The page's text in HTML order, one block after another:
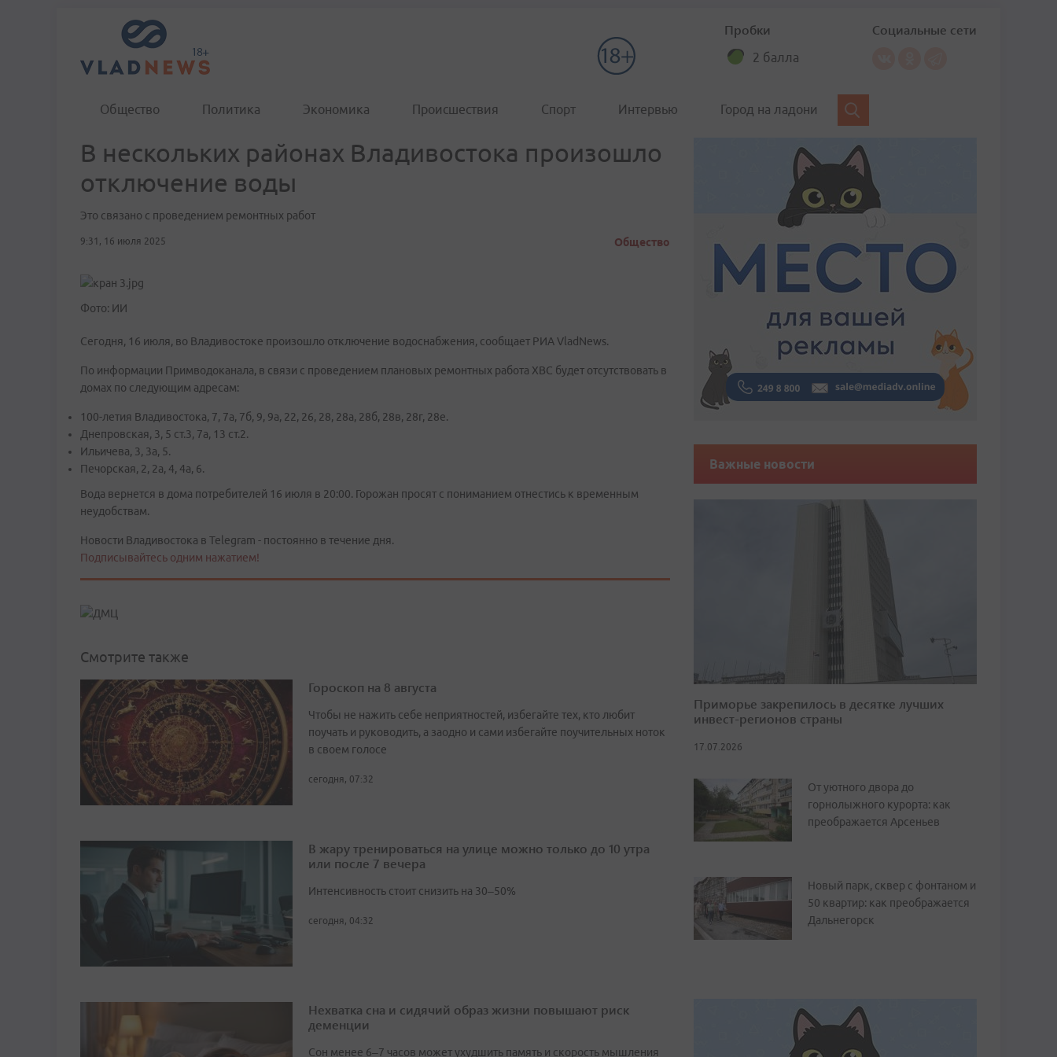
Пробки
2 балла
Социальные сети
Общество Политика Экономика Происшествия Спорт Интервью Город на ладони
В нескольких районах Владивостока произошло
отключение воды
Это связано с проведением ремонтных работ
9:31, 16 июля 2025 Общество
Фото: ИИ
Сегодня, 16 июля, во Владивостоке произошло отключение водоснабжения, сообщает РИА VladNews.
По информации Примводоканала, в связи с проведением плановых ремонтных работа ХВС будет отсутствовать в
домах по следующим адресам:
100-летия Владивостока, 7, 7а, 7б, 9, 9а, 22, 26, 28, 28а, 28б, 28в, 28г, 28е.
Днепровская, 3, 5 ст.3, 7а, 13 ст.2.
Ильичева, 3, 3а, 5.
Печорская, 2, 2а, 4, 4а, 6.
Вода вернется в дома потребителей 16 июля в 20:00. Горожан просят с пониманием отнестись к временным
неудобствам.
Новости Владивостока в Telegram - постоянно в течение дня.
Подписывайтесь одним нажатием!
Смотрите также
Гороскоп на 8 августа
Чтобы не нажить себе неприятностей, избегайте тех, кто любит
поучать и руководить, а заодно и сами избегайте поучительных ноток
в своем голосе
сегодня, 07:32
В жару тренироваться на улице можно только до 10 утра
или после 7 вечера
Интенсивность стоит снизить на 30–50%
сегодня, 04:32
Нехватка сна и сидячий образ жизни повышают риск
деменции
Сон менее 6–7 часов может ухудшить память и скорость мышления
Важные новости
Приморье закрепилось в десятке лучших
инвест-регионов страны
17.07.2026
От уютного двора до
горнолыжного курорта: как
преображается Арсеньев
Новый парк, сквер с фонтаном и
50 квартир: как преображается
Дальнегорск